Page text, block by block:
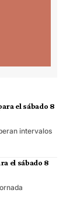
el sábado 8
intervalos
el sábado 8